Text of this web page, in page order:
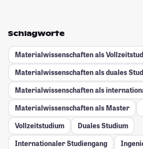
Schlagworte
Materialwissenschaften als
Materialwissenschaften als duales
Materialwissenschaften als
Materialwissenschaften als Master
Vollzeitstudium
Duales Studium
Internationaler Studiengang